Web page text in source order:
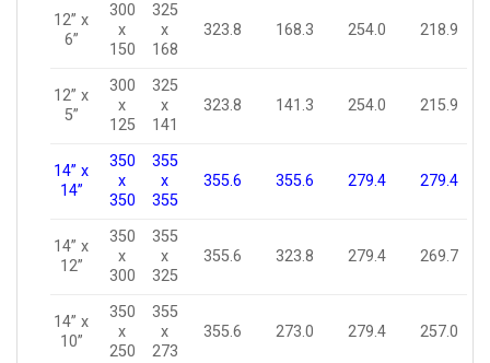
12” x
6”
300
x
150
325
x
168
323.8 168.3 254.0 218.9
12” x
5”
300
x
125
325
x
141
323.8 141.3 254.0 215.9
14” x
14”
350
x
350
355
x
355
355.6 355.6 279.4 279.4
14” x
12”
350
x
300
355
x
325
355.6 323.8 279.4 269.7
14” x
10”
350
x
250
355
x
273
355.6 273.0 279.4 257.0